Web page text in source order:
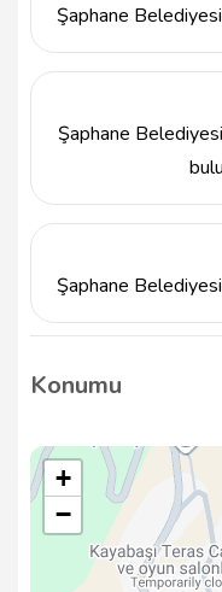
Şaphane
Şaphane
Şaphane
Şaphane
0274 551 2005
Konumu
+
−